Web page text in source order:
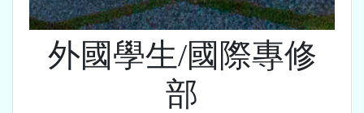
外國學生/國際專修
部